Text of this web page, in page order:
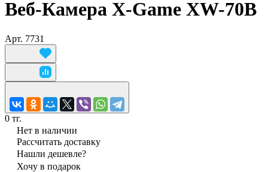
Веб-Камера X-Game XW-70B
Арт. 7731
0 тг.
Нет в наличии
Рассчитать доставку
Нашли дешевле?
Хочу в подарок